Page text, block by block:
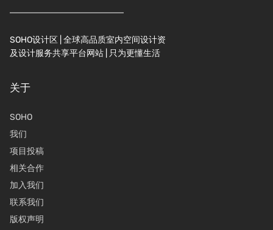
SOHO设计区 | 全球高品质室内空间设计资
及设计服务共享平台网站 | 只为更懂生活
关于
SOHO
我们
项目投稿
相关合作
加入我们
联系我们
版权声明